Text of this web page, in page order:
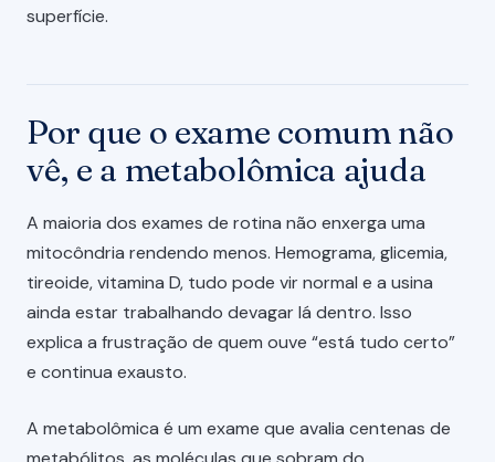
superfície.
Por que o exame comum não
vê, e a metabolômica ajuda
A maioria dos exames de rotina não enxerga uma
mitocôndria rendendo menos. Hemograma, glicemia,
tireoide, vitamina D, tudo pode vir normal e a usina
ainda estar trabalhando devagar lá dentro. Isso
explica a frustração de quem ouve “está tudo certo”
e continua exausto.
A metabolômica é um exame que avalia centenas de